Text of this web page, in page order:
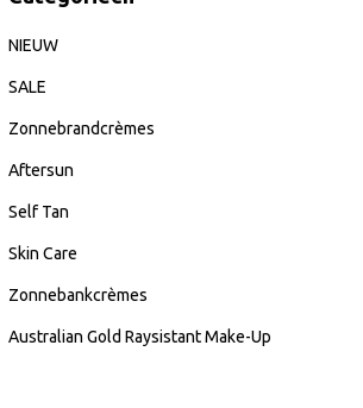
NIEUW
SALE
Zonnebrandcrèmes
Aftersun
Self Tan
Skin Care
Zonnebankcrèmes
Australian Gold Raysistant Make-Up